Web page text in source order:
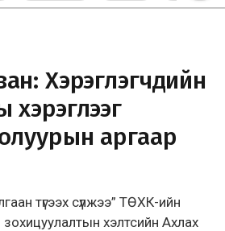
Хэрэглэгчдийн
хэрэглээг
аргаар
түгээх сүлжээ” ТӨХК-ийн
хэлтсийн Ахлах